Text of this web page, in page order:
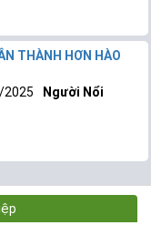
THÀNH HƠN HÀO
Người Nổi